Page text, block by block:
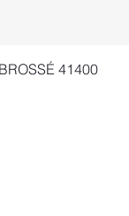
41400